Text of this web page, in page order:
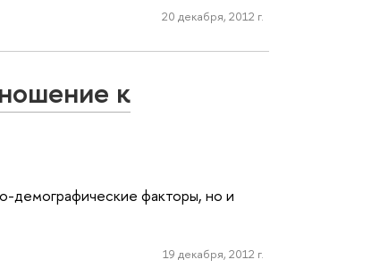
20 декабря, 2012 г.
к
демографические факторы, но и
19 декабря, 2012 г.